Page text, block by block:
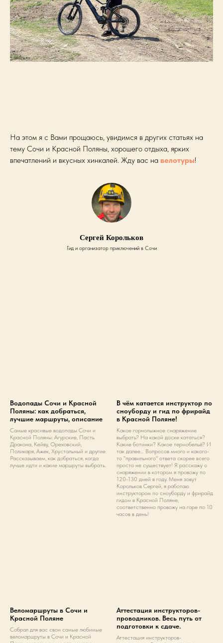
На этом я с Вами прощаюсь, увидимся в других статьях на
тему Сочи и Красной Поляны, хорошего отдыха, ярких
впечатлений и вкусных хинкалей. Жду вас на велотуры!
Сергей Корольков
Гид и организатор приключений в Сочи
Водопады Сочи и Красной
Поляны: как добраться,
лучшие маршруты, описание
Самые красивые водопады Сочи и
Красной Поляны: Агурские, Пасть
Дракона, Кейву, Ореховский,
Поликаря, Ажек, Хрустальный и другие.
Рассказываем, как добраться, когда
лучше идти и какие маршруты выбрать.
В чём катается инструктор по
сноуборду и гид по фрирайд
в Красной Поляне!
Какое горнолыжное снаряжение
выбрать? На какой доске кататься?
Какие ботинки? Какое термобельё? И
так далее… Вопросов много и какого-
то "правильного" ответа скорее всего
просто не существует! Я расскажу о
снаряжении в котором я провожу по
120-130 дней в году. Меня зовут
Корольков Сергей, я работаю
инструктором по сноуборду и фрирайд
гидом в Красной Поляне,
соответственно провожу на горе по 10
часов в день!
Веломаршруты в Сочи и
Красной Поляне
Собрал для вас свои самые любимые
веломаршруты в Сочи и Красной
Аттестация инструкторов-
проводников. Весь путь от
подготовки к сдаче.
Аттестация инструкторов-